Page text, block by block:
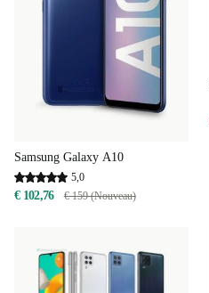
Samsung Galaxy A10
5,0
€ 102,76 € 159 (Nouveau)